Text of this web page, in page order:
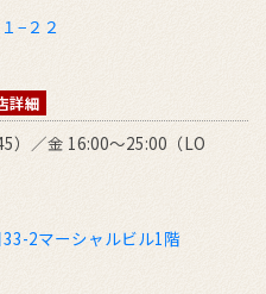
−２２
詳細
）／金 16:00～25:00（LO
2マーシャルビル1階